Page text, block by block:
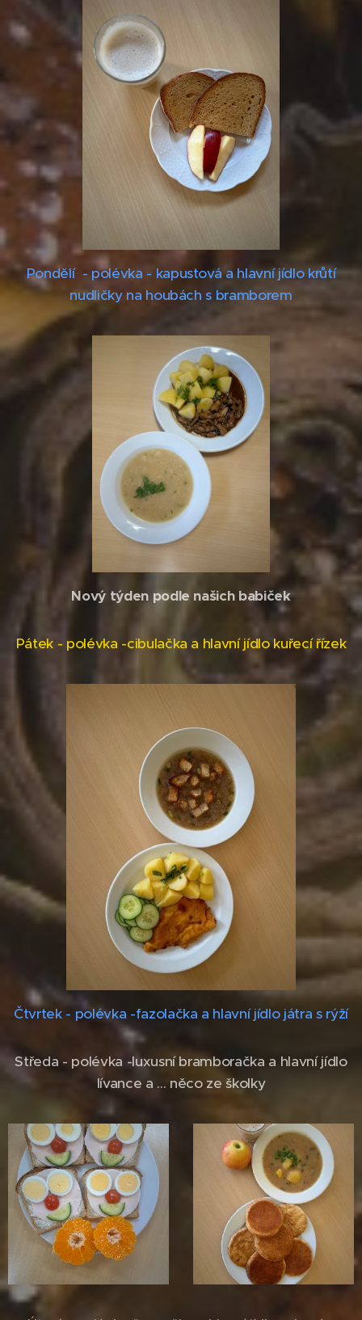
Pondělí - polévka - kapustová a hlavní jídlo krůtí
nudličky na houbách s bramborem
Nový týden podle našich babiček
Pátek - polévka -cibulačka a hlavní jídlo kuřecí řízek
Čtvrtek - polévka -fazolačka a hlavní jídlo játra s rýží
Středa - polévka -luxusní bramboračka a hlavní jídlo
lívance a ... něco ze školky